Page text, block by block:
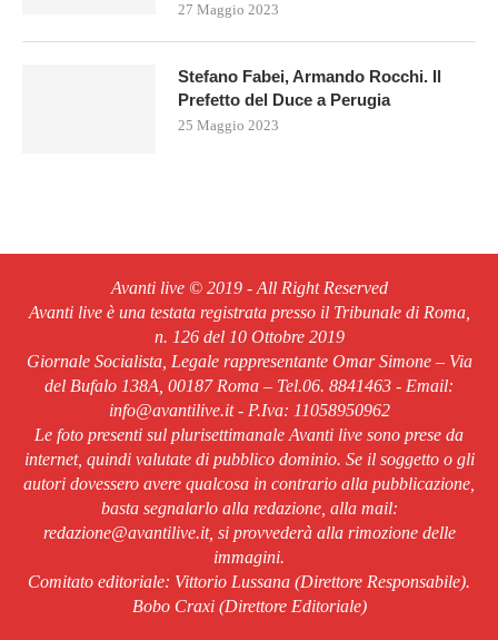
27 Maggio 2023
Stefano Fabei, Armando Rocchi. Il
Prefetto del Duce a Perugia
25 Maggio 2023
Avanti live © 2019 - All Right Reserved
Avanti live è una testata registrata presso il Tribunale di Roma,
n. 126 del 10 Ottobre 2019
Giornale Socialista, Legale rappresentante Omar Simone – Via
del Bufalo 138A, 00187 Roma – Tel.06. 8841463 - Email:
info@avantilive.it - P.Iva: 11058950962
Le foto presenti sul plurisettimanale Avanti live sono prese da
internet, quindi valutate di pubblico dominio. Se il soggetto o gli
autori dovessero avere qualcosa in contrario alla pubblicazione,
basta segnalarlo alla redazione, alla mail:
redazione@avantilive.it, si provvederà alla rimozione delle
immagini.
Comitato editoriale: Vittorio Lussana (Direttore Responsabile).
Bobo Craxi (Direttore Editoriale)